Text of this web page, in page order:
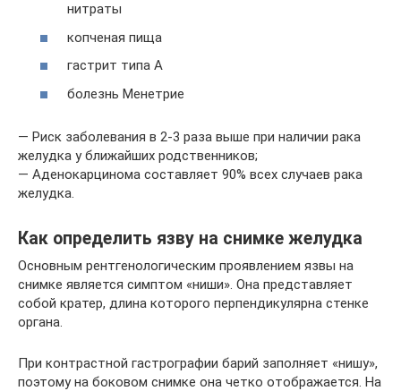
нитраты
копченая пища
гастрит типа А
болезнь Менетрие
— Риск заболевания в 2-3 раза выше при наличии рака
желудка у ближайших родственников;
— Аденокарцинома составляет 90% всех случаев рака
желудка.
Как определить язву на снимке желудка
Основным рентгенологическим проявлением язвы на
снимке является симптом «ниши». Она представляет
собой кратер, длина которого перпендикулярна стенке
органа.
При контрастной гастрографии барий заполняет «нишу»,
поэтому на боковом снимке она четко отображается. На